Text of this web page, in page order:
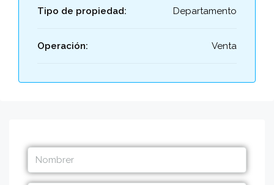
Tipo de propiedad: Departamento
Operación: Venta